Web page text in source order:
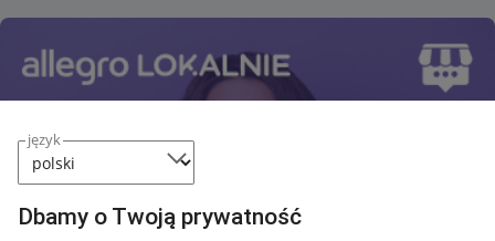
język
Dbamy o Twoją prywatność